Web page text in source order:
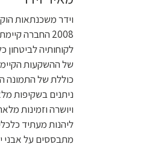
וידר משכנתאות
לקוחותיה לביטחון
של ההשקעות הקיימות
כוללת של התמונה
ניתנים בשקיפות
ויושרה וזמינות
ליהנות מעתיד כלכלי
מתבססים על אבני